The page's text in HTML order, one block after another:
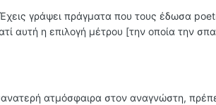
γράψει πράγματα που τους έδωσα
αυτή η επιλογή μέτρου [την οποία την
ατμόσφαιρα στον αναγνώστη,